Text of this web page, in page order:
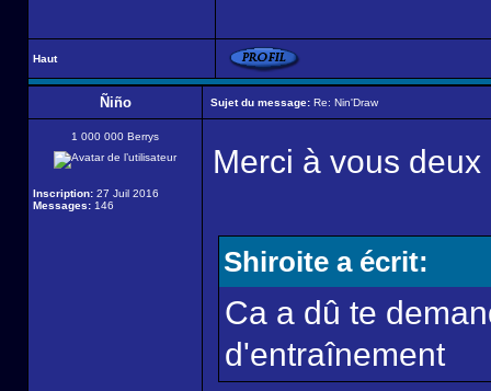
Haut
Ñiño Sujet du message: Re: Nin'Draw
1 000 000 Berrys
Inscription: 27 Juil 2016
Messages: 146
Merci à vous
Shiroite a écrit:
Ca a dû te
d'entraînement